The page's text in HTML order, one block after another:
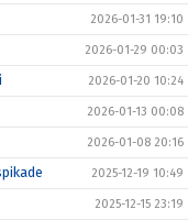
2026-01-31 19:10
2026-01-29 00:03
2026-01-20 10:24
2026-01-13 00:08
2026-01-08 20:16
2025-12-19 10:49
2025-12-15 23:19